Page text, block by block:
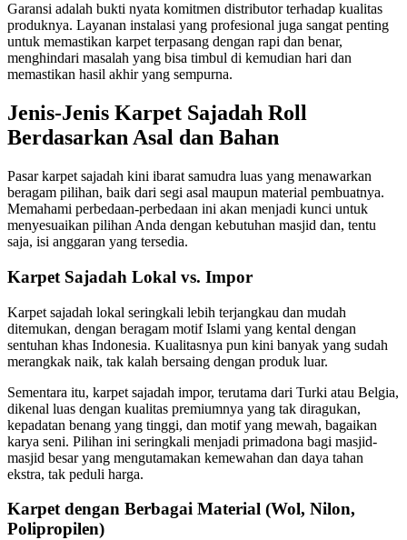
Garansi adalah bukti nyata komitmen distributor terhadap kualitas
produknya. Layanan instalasi yang profesional juga sangat penting
untuk memastikan karpet terpasang dengan rapi dan benar,
menghindari masalah yang bisa timbul di kemudian hari dan
memastikan hasil akhir yang sempurna.
Jenis-Jenis Karpet Sajadah Roll
Berdasarkan Asal dan Bahan
Pasar karpet sajadah kini ibarat samudra luas yang menawarkan
beragam pilihan, baik dari segi asal maupun material pembuatnya.
Memahami perbedaan-perbedaan ini akan menjadi kunci untuk
menyesuaikan pilihan Anda dengan kebutuhan masjid dan, tentu
saja, isi anggaran yang tersedia.
Karpet Sajadah Lokal vs. Impor
Karpet sajadah lokal seringkali lebih terjangkau dan mudah
ditemukan, dengan beragam motif Islami yang kental dengan
sentuhan khas Indonesia. Kualitasnya pun kini banyak yang sudah
merangkak naik, tak kalah bersaing dengan produk luar.
Sementara itu, karpet sajadah impor, terutama dari Turki atau Belgia,
dikenal luas dengan kualitas premiumnya yang tak diragukan,
kepadatan benang yang tinggi, dan motif yang mewah, bagaikan
karya seni. Pilihan ini seringkali menjadi primadona bagi masjid-
masjid besar yang mengutamakan kemewahan dan daya tahan
ekstra, tak peduli harga.
Karpet dengan Berbagai Material (Wol, Nilon,
Polipropilen)